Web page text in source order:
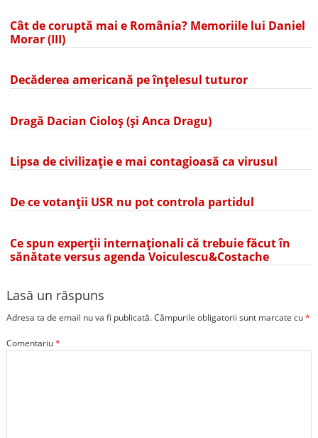
Cât de coruptă mai e România? Memoriile lui Daniel
Morar (III)
Decăderea americană pe înțelesul tuturor
Dragă Dacian Cioloș (și Anca Dragu)
Lipsa de civilizație e mai contagioasă ca virusul
De ce votanții USR nu pot controla partidul
Ce spun experții internaționali că trebuie făcut în
sănătate versus agenda Voiculescu&Costache
Lasă un răspuns
Adresa ta de email nu va fi publicată.Câmpurile obligatorii sunt marcate cu*
Comentariu*